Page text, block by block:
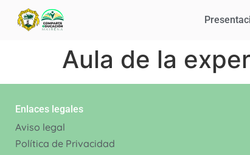
Aula de la
Enlaces legales
Aviso legal
Política de Privacidad